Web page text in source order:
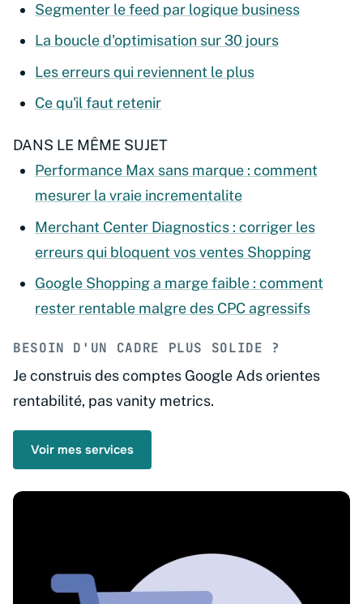
Segmenter le feed par logique business
La boucle d'optimisation sur 30 jours
Les erreurs qui reviennent le plus
Ce qu'il faut retenir
DANS LE MÊME SUJET
Performance Max sans marque : comment
mesurer la vraie incrementalite
Merchant Center Diagnostics : corriger les
erreurs qui bloquent vos ventes Shopping
Google Shopping a marge faible : comment
rester rentable malgre des CPC agressifs
BESOIN D'UN CADRE PLUS SOLIDE ?
Je construis des comptes Google Ads orientes
rentabilité, pas vanity metrics.
Voir mes services